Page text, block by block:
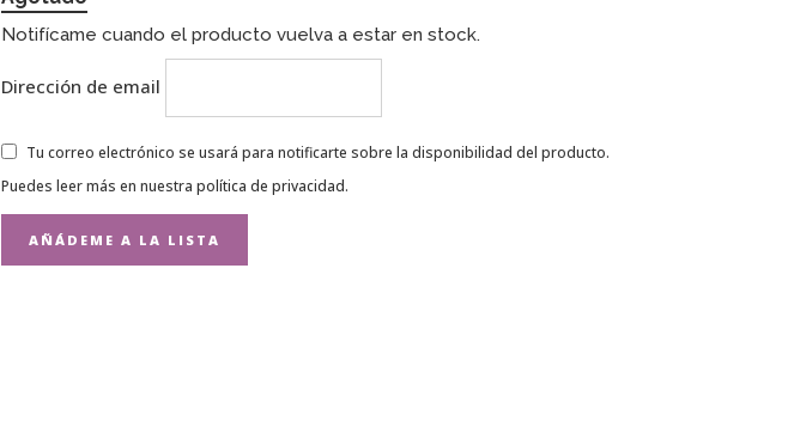
Notifícame cuando el producto vuelva a estar en stock.
Dirección de email
Tu correo electrónico se usará para notificarte sobre la disponibilidad del producto.
Puedes leer más en nuestra política de privacidad.